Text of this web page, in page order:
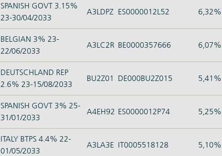
SPANISH GOVT 3.15%
23-30/04/2033
A3LDPZ ES0000012L52 6,32%
BELGIAN 3% 23-
22/06/2033
A3LC2R BE0000357666 6,07%
DEUTSCHLAND REP
2.6% 23-15/08/2033
BU2Z01 DE000BU2Z015 5,41%
SPANISH GOVT 3% 25-
31/01/2033
A4EH92 ES0000012P74 5,25%
ITALY BTPS 4.4% 22-
01/05/2033
A3LA3E IT0005518128 5,10%